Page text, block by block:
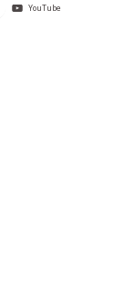
YouTube